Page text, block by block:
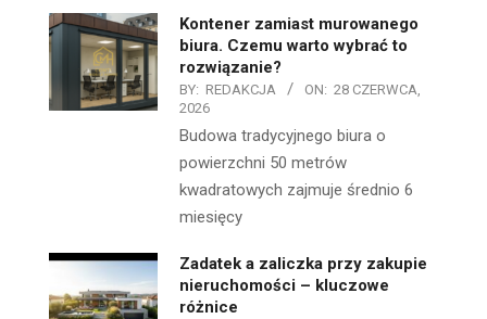
Kontener zamiast murowanego
biura. Czemu warto wybrać to
rozwiązanie?
BY: REDAKCJA ON: 28 CZERWCA,
2026
Budowa tradycyjnego biura o
powierzchni 50 metrów
kwadratowych zajmuje średnio 6
miesięcy
Zadatek a zaliczka przy zakupie
nieruchomości – kluczowe
różnice